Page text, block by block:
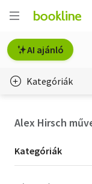
AI ajánló
Kategóriák
Alex Hirsch
Kategória
szűrés
Kategóriák